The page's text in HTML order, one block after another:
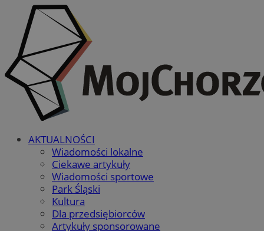
AKTUALNOŚCI
Wiadomości lokalne
Ciekawe artykuły
Wiadomości sportowe
Park Śląski
Kultura
Dla przedsiębiorców
Artykuły sponsorowane